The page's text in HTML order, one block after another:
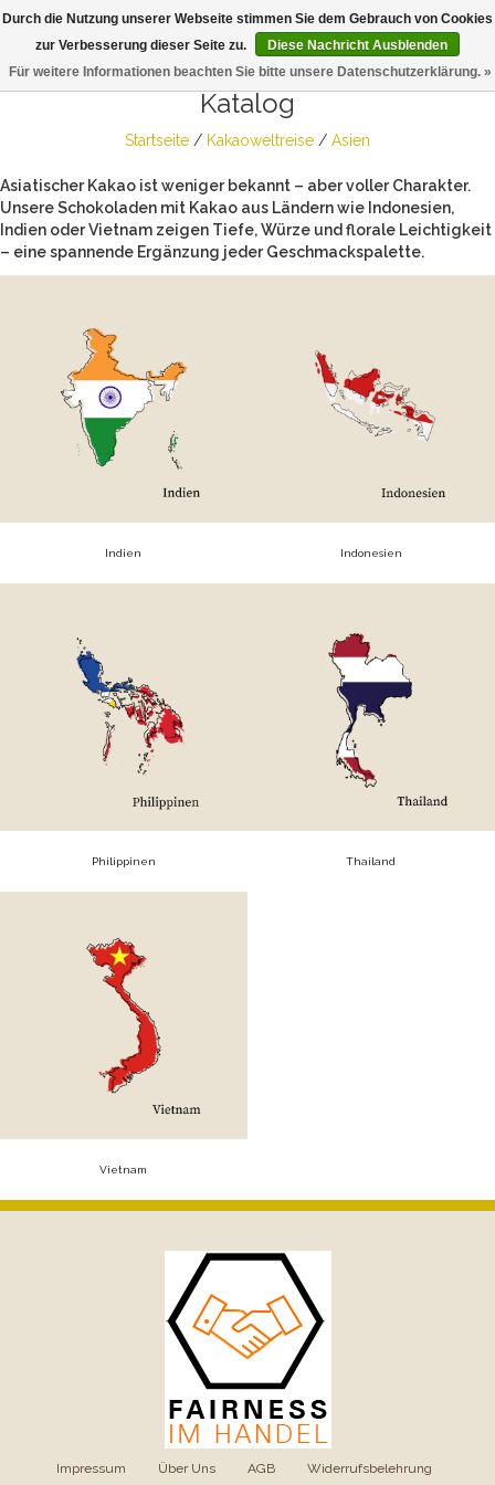
Katalog
Startseite / Kakaoweltreise / Asien
Asiatischer Kakao ist weniger bekannt – aber voller Charakter.
Unsere Schokoladen mit Kakao aus Ländern wie Indonesien,
Indien oder Vietnam zeigen Tiefe, Würze und florale Leichtigkeit
– eine spannende Ergänzung jeder Geschmackspalette.
Indien Indonesien
Philippinen Thailand
Vietnam
Impressum Über Uns AGB Widerrufsbelehrung
Durch die Nutzung unserer Webseite stimmen Sie dem Gebrauch von Cookies
zur Verbesserung dieser Seite zu.
Diese Nachricht Ausblenden
Für weitere Informationen beachten Sie bitte unsere Datenschutzerklärung. »